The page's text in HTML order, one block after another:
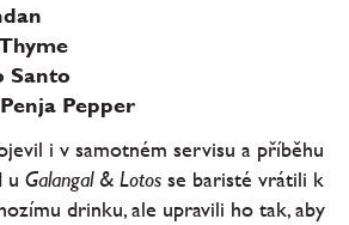
Santo
Pepper
i v samotném servisu a příběhu
u Galangal & Lotos se baristé vrátili k
drinku, ale upravili ho tak, aby